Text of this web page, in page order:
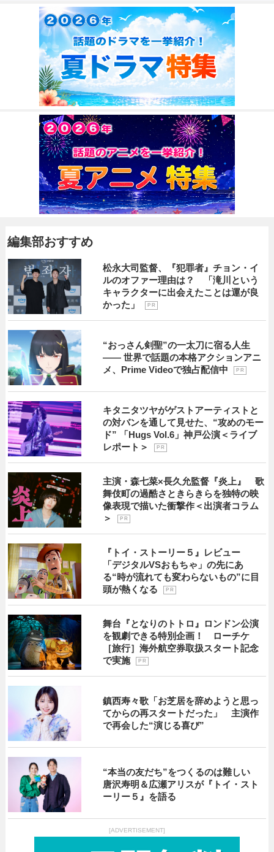
編集部おすすめ
松永大司監督、『犯罪者』チョン・イ
ルのオファー理由は？ 「滝川という
キャラクターに出会えたことは運が良
かった」
P R
“おっさん剣聖”の一太刀に宿る人生
―― 世界で話題の本格アクションアニ
メ、Prime Videoで独占配信中
P R
キタニタツヤがゲストアーティストと
の対バンを通して見せた、“攻めのモー
ド” 「Hugs Vol.6」神戸公演＜ライブ
レポート＞
P R
主演・森七菜×長久允監督『炎上』 歌
舞伎町の過酷さときらきらを独特の映
像表現で描いた衝撃作＜出演者コラム
＞
P R
『トイ・ストーリー５』レビュー
「デジタルVSおもちゃ」の先にあ
る“時が流れても変わらないもの”に目
頭が熱くなる
P R
舞台『となりのトトロ』ロンドン公演
を観劇できる特別企画！ ローチケ
［旅行］海外航空券取扱スタート記念
で実施
P R
鎮西寿々歌「お芝居を辞めようと思っ
てからの再スタートだった」 主演作
で再会した“演じる喜び”
“本当の友だち”をつくるのは難しい
唐沢寿明＆広瀬アリスが『トイ・スト
ーリー５』を語る
[ADVERTISEMENT]